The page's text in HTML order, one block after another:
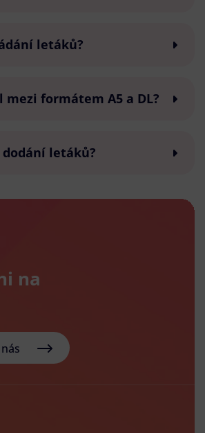
letáků?
mezi formátem A5 a DL?
dodání letáků?
na